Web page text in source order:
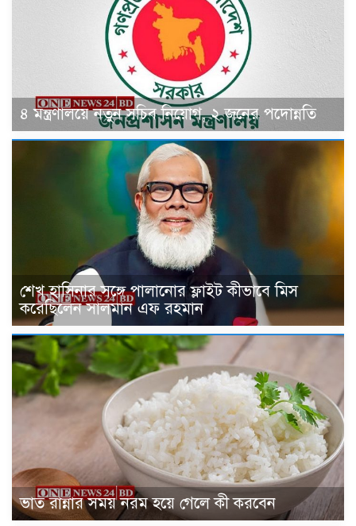
৪ মন্ত্রণালয়ে নতুন সচিব নিয়োগ, ২ জনের পদোন্নতি
শেখ হাসিনার সঙ্গে পালানোর ফ্লাইট কীভাবে মিস
করেছিলেন সালমান এফ রহমান
ভাত রান্নার সময় নরম হয়ে গেলে কী করবেন